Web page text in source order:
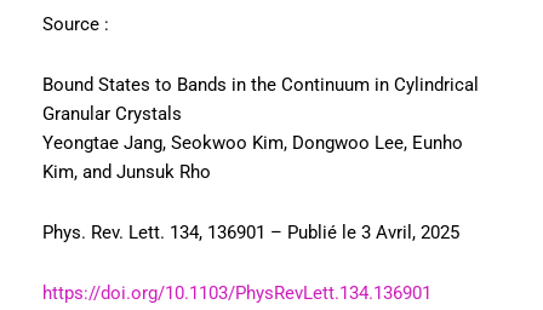
Source :
Bound States to Bands in the Continuum in Cylindrical
Granular Crystals
Yeongtae Jang, Seokwoo Kim, Dongwoo Lee, Eunho
Kim, and Junsuk Rho
Phys. Rev. Lett. 134, 136901 – Publié le 3 Avril, 2025
https://doi.org/10.1103/PhysRevLett.134.136901